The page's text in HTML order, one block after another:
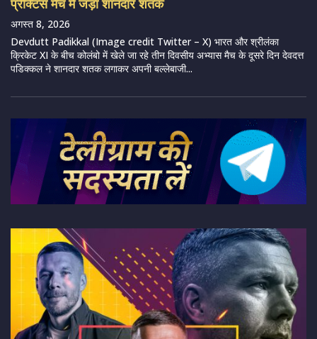
प्रैक्टिस मैच में जड़ा शानदार शतक
अगस्त 8, 2026
Devdutt Padikkal (Image credit Twitter – X) भारत और श्रीलंका
क्रिकेट XI के बीच कोलंबो में खेले जा रहे तीन दिवसीय अभ्यास मैच के दूसरे दिन देवदत्त
पडिक्कल ने शानदार शतक लगाकर अपनी बल्लेबाजी...